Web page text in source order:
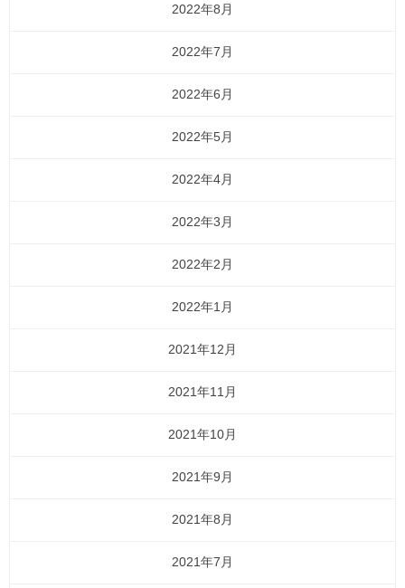
2022年8月
2022年7月
2022年6月
2022年5月
2022年4月
2022年3月
2022年2月
2022年1月
2021年12月
2021年11月
2021年10月
2021年9月
2021年8月
2021年7月